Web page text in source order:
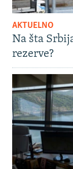
AKTUELNO
Na šta
rezerve?